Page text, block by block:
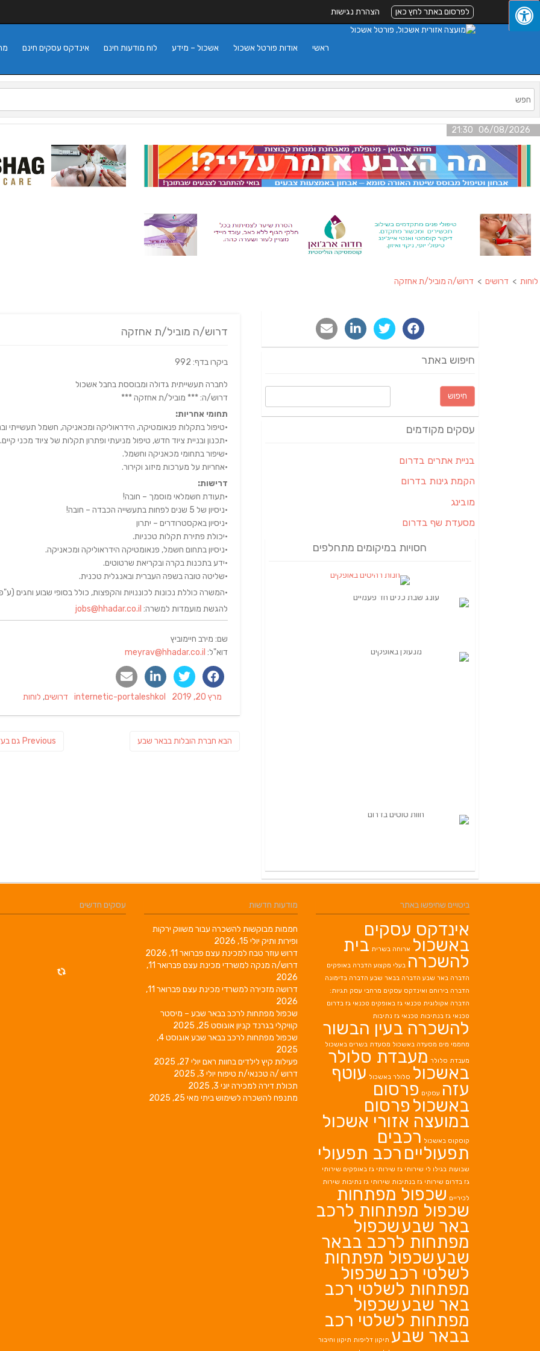
לפרסום באתר לחץ כאן הצהרת נגישות
אינדקס עסקים חינם לוח מודעות חינם אשכול – מידע אודות פורטל אשכול ראשי
06/08/2026 21:30
לוחות > דרושים > דרוש/ה מוביל/ת אחזקה
דרוש/ה מוביל/ת אחזקה
ביקרו בדף: 992
לחברה תעשייתית גדולה ומבוססת בחבל אשכול
דרוש/ה: *** מוביל/ת אחזקה ***
תחומי אחריות:
•טיפול בתקלות פנאומטיקה, הידראוליקה ומכאניקה, חשמל תעשייתי
•תכנון ובניית ציוד חדש, טיפול מניעתי ופתרון תקלות של ציוד מכני קיים.
•שיפור בתחומי מכאניקה וחשמל.
•אחריות על מערכות מיזוג וקירור.
דרישות:
•תעודת חשמלאי מוסמך – חובה!
•ניסיון של 5 שנים לפחות בתעשייה הכבדה – חובה!
•ניסיון באקסטרודרים – יתרון
•יכולת פתירת תקלות טכניות.
•ניסיון בתחום חשמל, פנאומטיקה הידראוליקה ומכאניקה.
•ידע בתכנות בקרה ובקריאת שרטוטים.
•שליטה טובה בשפה העברית ובאנגלית טכנית.
•המשרה כוללת נכונות לכוננויות והקפצות, כולל בסופי שבוע וחגים
להגשת מועמדות למשרה: jobs@hhadar.co.il
שם: מירב חיימוביץ
דוא"ל: meyrav@hhadar.co.il
Posted
מרץ 20, 2019 Author
internetic-portaleshkol
Categories
דרושים, לוחות
Previous גם הבא פוסט
חברת הובלות בבאר שבע
חיפוש באתר
חיפוש:
עסקים מקודמים
בניית אתרים בדרום
הקמת גינות בדרום
מובינג
מסעדת שף בדרום
חסויות במיקומים מתחלפים
עסקים חדשים מודעות חדשות
חממות מבוקשות להשכרה עבור משווק ירקות
ופירות ותיק יולי 15, 2026
דרוש עוזר טבח למכינת עצם פברואר 11, 2026
דרוש/ה מנקה למשרדי מכינת עצם
פברואר 11,
2026
דרושה מזכירה למשרדי מכינת עצם
פברואר 11,
2026
שכפול מפתחות לרכב בבאר שבע – מיסטר
קוויקלי בגרנד קניוןאוגוסט 25, 2025
שכפול מפתחות לרכב בבאר שבע
אוגוסט 4,
2025
פעילות קיץ לילדים בחוות ראם יולי 27, 2025
דרוש /ה טכנאי/ת טיפוח יולי 3, 2025
תכולת דירה למכירה יוני 3, 2025
מתנפח להשכרה לשימוש ביתי מאי 25, 2025
ביטויים שחיפשו באתר
אינדקס עסקים
באשכול ארוחה בשרית בית
להשכרה בעלי מקצוע הדברה באופקים
הדברה באר שבע הדברה בבאר שבע הדברה בדימונה
הדברה בירוחם ואינדקס עסקים מרחבי עסק תגיות:
הדברה אקולוגית טכנאי גז באופקים טכנאי גז בדרום
טכנאי גז בנתיבות טכנאי גז נתיבות
להשכרה בעין הבשור
מחממי מים מסעדה באשכול מסעדת בשרים באשכול
מעבדת סלולר מעבדת סלולר
באשכול סלולר באשכול עוטף
עזה עסקים פרסום
באשכול פרסום
במועצה אזורי אשכול
קוסקוס באשכול רכבים
תפעוליים רכב תפעולי
שבועות בגילו לי שירותי גז שירותי גז באופקים שירותי
גז בדרום שירותי גז בנתיבות שירותי גז נתיבות שירות
לכיריים שכפול מפתחות
שכפול מפתחות לרכב
באר שבעשכפול
מפתחות לרכב בבאר
שבעשכפול מפתחות
לשלטי רכב שכפול
מפתחות לשלטי רכב
באר שבעשכפול
מפתחות לשלטי רכב
בבאר שבע תיקון דליפות תיקון וחיבור